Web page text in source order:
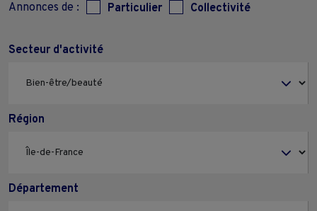
Annonces de : Particulier Collectivité
Secteur d'activité
Région
Département